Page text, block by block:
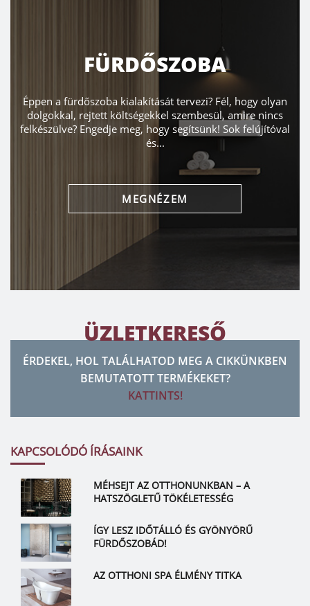
FÜRDŐSZOBA
Éppen a fürdőszoba kialakítását tervezi? Fél, hogy olyan
dolgokkal, rejtett költségekkel szembesül, amire nincs
felkészülve? Engedje meg, hogy segítsünk! Sok felújítóval
és...
MEGNÉZEM
ÜZLETKERESŐ
ÉRDEKEL, HOL TALÁLHATOD MEG A CIKKÜNKBEN
BEMUTATOTT TERMÉKEKET?
KATTINTS!
KAPCSOLÓDÓ ÍRÁSAINK
MÉHSEJT AZ OTTHONUNKBAN – A
HATSZÖGLETŰ TÖKÉLETESSÉG
ÍGY LESZ IDŐTÁLLÓ ÉS GYÖNYÖRŰ
FÜRDŐSZOBÁD!
AZ OTTHONI SPA ÉLMÉNY TITKA